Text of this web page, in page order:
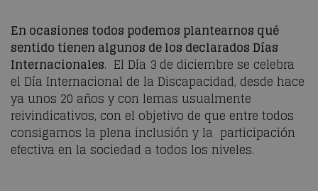
En ocasiones todos podemos plantearnos qué
sentido tienen algunos de los declarados Días
Internacionales. El Día 3 de diciembre se celebra
el Día Internacional de la Discapacidad, desde hace
ya unos 20 años y con lemas usualmente
reivindicativos, con el objetivo de que entre todos
consigamos la plena inclusión y la participación
efectiva en la sociedad a todos los niveles.